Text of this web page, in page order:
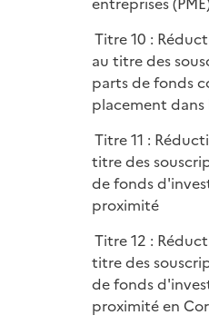
r
Titre 10 :
au titre des
parts de fonds
placement
Titre 11 :
titre des
de fonds
proximité
Titre 12 :
titre des
de fonds
proximité en